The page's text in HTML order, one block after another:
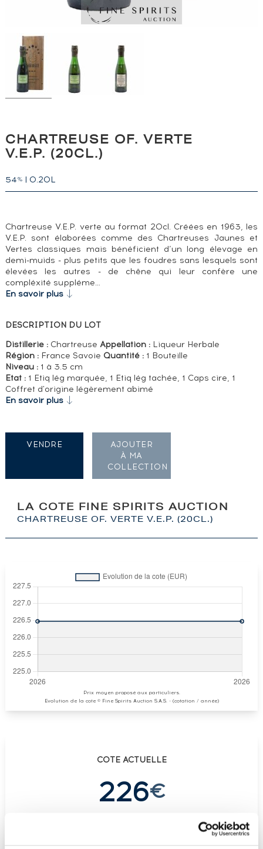
CHARTREUSE OF. VERTE
V.E.P. (20CL.)
54% | 0.20L
Chartreuse V.E.P. verte au format 20cl. Créées en 1963, les
V.E.P. sont élaborées comme des Chartreuses Jaunes et
Vertes classiques mais bénéficient d’un long élevage en
demi-muids - plus petits que les foudres sans lesquels sont
élevées les autres - de chêne qui leur confère une
compléxité suppléme…
En savoir plus
DESCRIPTION DU LOT
Distillerie :Chartreuse Appellation :Liqueur Herbale
Région : France Savoie Quantité :1 Bouteille
Niveau :1 à 3.5 cm
Etat :1 Etiq lég marquée, 1 Etiq lég tachée, 1 Caps cire, 1
Coffret d'origine légèrement abimé
En savoir plus
LA COTE FINE SPIRITS AUCTION
CHARTREUSE OF. VERTE V.E.P. (20CL.)
Prix moyen proposé aux particuliers.
Evolution de la cote © Fine Spirits Auction S.A.S. - (cotation / année)
COTE ACTUELLE
226€
VENDRE
AJOUTER
À MA
COLLECTION